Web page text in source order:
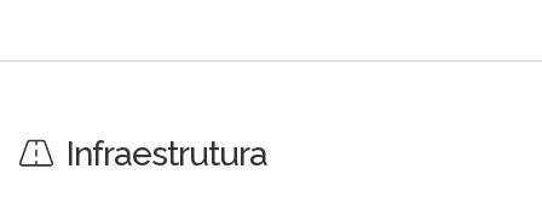
Infraestrutura